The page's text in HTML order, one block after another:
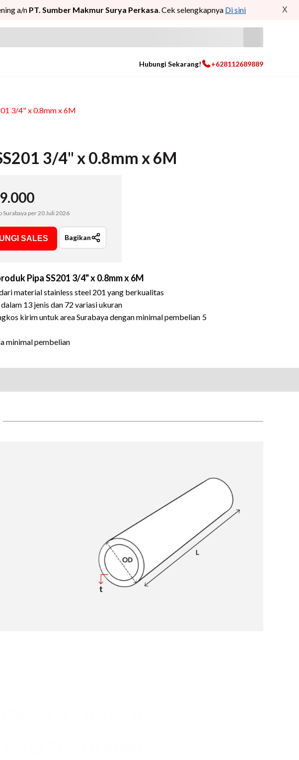
a/n PT. Sumber Makmur Surya Perkasa. Cek selengkapnya Di sini X
Hubungi Sekarang! +628112689889
3/4" x 0.8mm x 6M
3/4" x 0.8mm x 6M
Surabaya per20 Juli 2026
SALES Bagikan
Pipa SS201 3/4" x 0.8mm x 6M
material stainless steel 201 yang berkualitas
13 jenis dan 72 variasi ukuran
kirim untuk area Surabaya dengan minimal pembelian 5
minimal pembelian